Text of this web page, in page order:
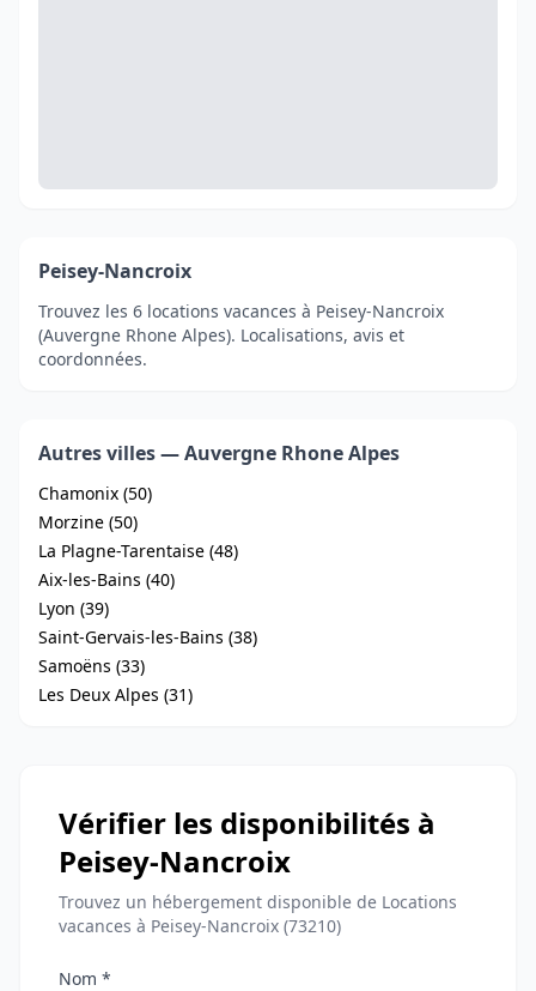
Peisey-Nancroix
Trouvez les 6 locations vacances à Peisey-Nancroix
(Auvergne Rhone Alpes). Localisations, avis et
coordonnées.
Autres villes — Auvergne Rhone Alpes
Chamonix (50)
Morzine (50)
La Plagne-Tarentaise (48)
Aix-les-Bains (40)
Lyon (39)
Saint-Gervais-les-Bains (38)
Samoëns (33)
Les Deux Alpes (31)
Vérifier les disponibilités à
Peisey-Nancroix
Trouvez un hébergement disponible de Locations
vacances à Peisey-Nancroix (73210)
Nom *